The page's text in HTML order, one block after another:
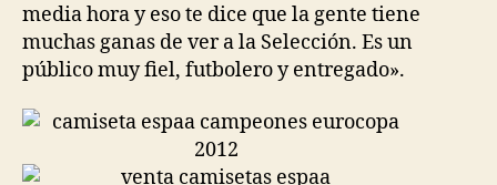
media hora y eso te dice que la gente tiene
muchas ganas de ver a la Selección. Es un
público muy fiel, futbolero y entregado».